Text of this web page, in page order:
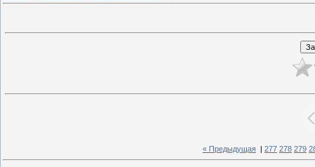
« Предыдущая 277 278 279